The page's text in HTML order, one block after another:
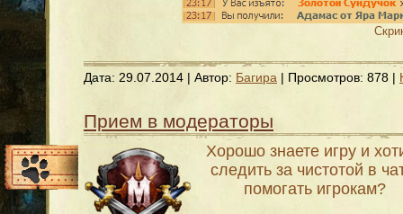
Дата: 29.07.2014 | Автор: Багира | Просмотров: 878 |
Прием в модераторы
Хорошо знаете игру и
следить за чистотой в
помогать игрокам?